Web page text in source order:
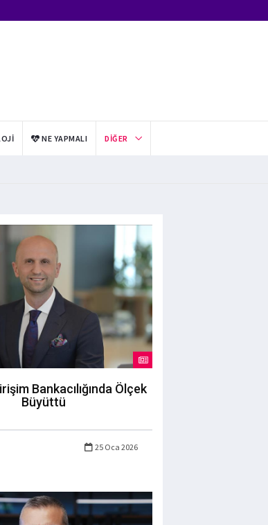
NE YAPMALI DIĞER
Bankacılığında Ölçek
Büyüttü
25 Oca 2026